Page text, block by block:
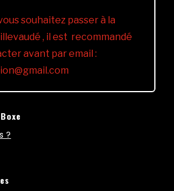
souhaitez passer à la
, il est recommandé
avant par email :
?